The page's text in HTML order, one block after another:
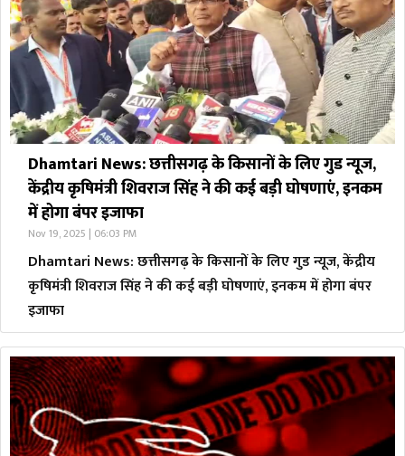
Dhamtari News: छत्तीसगढ़ के​ किसानों के लिए गुड न्यूज,
केंद्रीय कृषिमंत्री शिवराज सिंह ने की कई बड़ी घोषणाएं, इनकम
में होगा बंपर इजाफा
Nov 19, 2025 | 06:03 PM
Dhamtari News: छत्तीसगढ़ के​ किसानों के लिए गुड न्यूज, केंद्रीय
कृषिमंत्री शिवराज सिंह ने की कई बड़ी घोषणाएं, इनकम में होगा बंपर
इजाफा